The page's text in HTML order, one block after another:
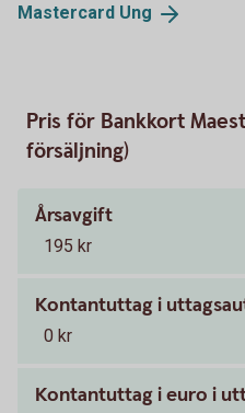
Mastercard Ung
Pris för Bankkort
försäljning)
Årsavgift
195 kr
Kontantuttag i
0 kr
Kontantuttag i euro i